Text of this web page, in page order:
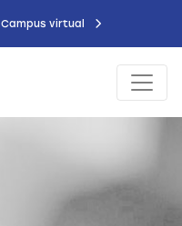
Campus virtual